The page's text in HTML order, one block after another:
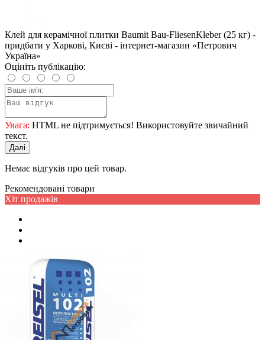
Клей для керамічної плитки Baumit Bau-FliesenKleber (25 кг) -
придбати у Харкові, Києві - інтернет-магазин «Петрович
Україна»
Оцініть публікацію:
Увага: HTML не підтримується! Використовуйте звичайний
текст.
Далі
Немає відгуків про цей товар.
Рекомендовані товари
Хіт продажів